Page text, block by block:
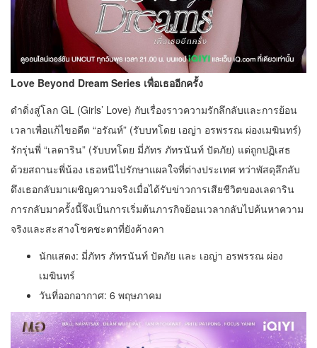
Love Beyond Dream Series เพื่อเธออีกครั้ง
ดำดิ่งสู่โลก GL (Girls’ Love) กับเรื่องราวความรักลึกลับและการย้อน
เวลาเพื่อแก้ไขอดีต “อรัณห์” (รับบทโดย เอญ่า อรพรรณ ผ่องเมฆินทร์)
รักรุ่นพี่ “เลดาริน” (รับบทโดย มี่ภัทร ภัทรนันท์ ปัดภัย) แต่ถูกปฏิเสธ
ด้วยสถานะพี่น้อง เธอหนีไปรักษาแผลใจที่ต่างประเทศ ทว่าพัสดุลึกลับ
ดึงเธอกลับมาเผชิญความจริงเมื่อได้รับข่าวการเสียชีวิตของเลดาริน
การกลับมาครั้งนี้จึงเป็นการเริ่มต้นภารกิจย้อนเวลากลับไปค้นหาความ
จริงและสะสางโชคชะตาที่ยังค้างคา
นักแสดง: มี่ภัทร ภัทรนันท์ ปัดภัย และ เอญ่า อรพรรณ ผ่อง
เมฆินทร์
วันที่ออกอากาศ: 6 พฤษภาคม